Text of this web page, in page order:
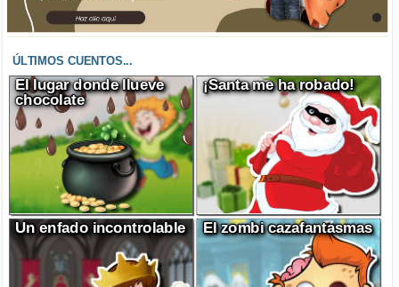
ÚLTIMOS CUENTOS...
El lugar donde llueve
chocolate
¡Santa me ha robado!
Un enfado incontrolable El zombi cazafantasmas